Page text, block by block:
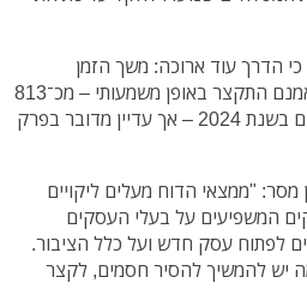
הדרך עוד ארוכה: משך הזמן
הממוצע לקבלת רישיון עסק אמנם התקצר באופן משמעותי – מכ־813
ימים בשנת 2017 לכ־187 ימים בשנת 2024 – אך עדיין מדובר בפרק
"ממצאי הדוח מעלים ליקויים
המשפיעים על בעלי העסקים
לפתוח עסק חדש ועל כלל הציבור.
יש להמשיך להסיר חסמים, לקצר